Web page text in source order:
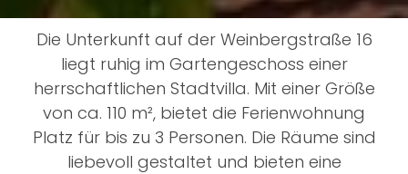
Die Unterkunft auf der Weinbergstraße 16
liegt ruhig im Gartengeschoss einer
herrschaftlichen Stadtvilla. Mit einer Größe
von ca. 110 m², bietet die Ferienwohnung
Platz für bis zu 3 Personen. Die Räume sind
liebevoll gestaltet und bieten eine